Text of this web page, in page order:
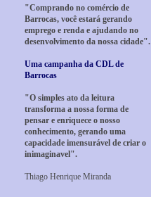
"Comprando no comércio de
Barrocas, você estará gerando
emprego e renda e ajudando no
desenvolvimento da nossa cidade".
Uma campanha da CDL de
Barrocas
"O simples ato da leitura
transforma a nossa forma de
pensar e enriquece o nosso
conhecimento, gerando uma
capacidade imensurável de criar o
inimaginavel".
Thiago Henrique Miranda